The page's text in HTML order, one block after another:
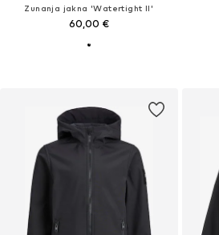
Zunanja jakna 'Watertight II'
60,00 €